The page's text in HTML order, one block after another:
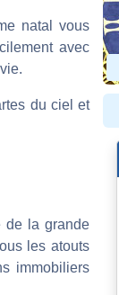
natal vous
avec
du ciel et
de la grande
les atouts
immobiliers